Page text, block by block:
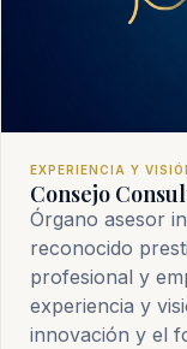
EXPERIENCIA Y
Consejo
Órgano asesor
reconocido
profesional y
experiencia y
innovación y el